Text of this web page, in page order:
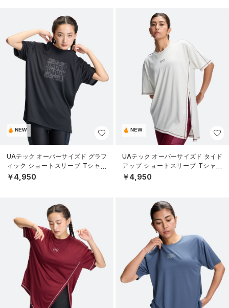
NEW
UAテック オーバーサイズド グラフ
ィック ショートスリーブ Tシャツ
（トレーニング/WOMEN）
￥4,950
NEW
UAテック オーバーサイズド タイド
アップ ショートスリーブ Tシャツ
（トレーニング/WOMEN）
￥4,950